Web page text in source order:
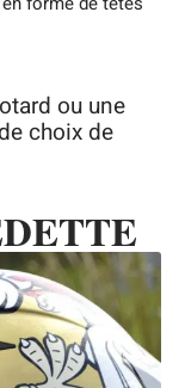
ou une
choix de